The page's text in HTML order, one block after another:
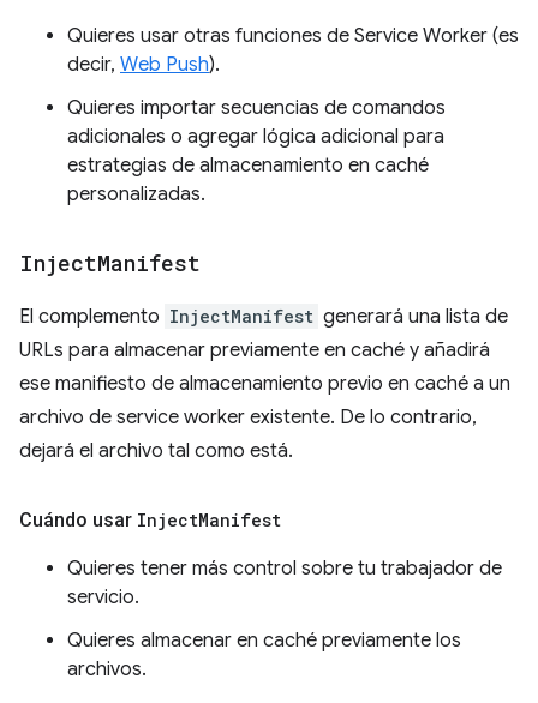
Quieres usar otras funciones de Service Worker (es
decir, Web Push).
Quieres importar secuencias de comandos
adicionales o agregar lógica adicional para
estrategias de almacenamiento en caché
personalizadas.
InjectManifest
El complemento InjectManifest generará una lista de
URLs para almacenar previamente en caché y añadirá
ese manifiesto de almacenamiento previo en caché a un
archivo de service worker existente. De lo contrario,
dejará el archivo tal como está.
Cuándo usar InjectManifest
Quieres tener más control sobre tu trabajador de
servicio.
Quieres almacenar en caché previamente los
archivos.